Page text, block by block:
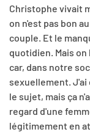
Christophe vivait
on n'est pas bon
couple. Et le
quotidien. Mais
car, dans notre
sexuellement. J'ai
le sujet, mais ça
regard d'une
légitimement en